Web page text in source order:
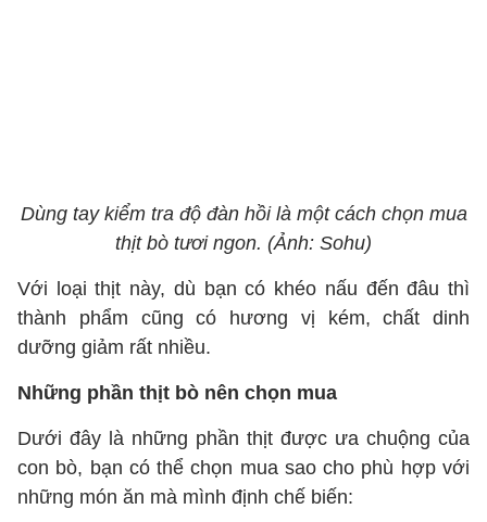
Dùng tay kiểm tra độ đàn hồi là một cách chọn mua
thịt bò tươi ngon. (Ảnh: Sohu)
Với loại thịt này, dù bạn có khéo nấu đến đâu thì
thành phẩm cũng có hương vị kém, chất dinh
dưỡng giảm rất nhiều.
Những phần thịt bò nên chọn mua
Dưới đây là những phần thịt được ưa chuộng của
con bò, bạn có thể chọn mua sao cho phù hợp với
những món ăn mà mình định chế biến: